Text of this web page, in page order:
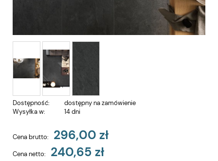
Dostępność:
dostępny na zamówienie
Wysyłka w:
14 dni
Cena brutto: 296,00 zł
Cena netto: 240,65 zł